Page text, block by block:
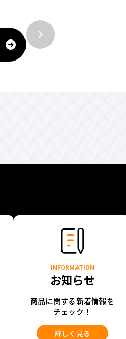
INFORMATION
お知らせ
商品に関する新着情報を
チェック！
詳しく見る